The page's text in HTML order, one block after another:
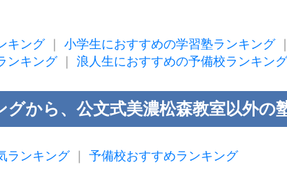
キング｜ 小学生におすすめの学習塾ランキング｜
ンキング｜ 浪人生におすすめの予備校ランキング
グから、公文式美濃松森教室以外の
ランキング｜ 予備校おすすめランキング